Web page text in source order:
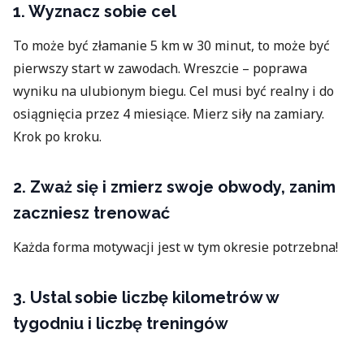
1. Wyznacz sobie cel
To może być złamanie 5 km w 30 minut, to może być
pierwszy start w zawodach. Wreszcie – poprawa
wyniku na ulubionym biegu. Cel musi być realny i do
osiągnięcia przez 4 miesiące. Mierz siły na zamiary.
Krok po kroku.
2. Zważ się i zmierz swoje obwody, zanim
zaczniesz trenować
Każda forma motywacji jest w tym okresie potrzebna!
3. Ustal sobie liczbę kilometrów w
tygodniu i liczbę treningów